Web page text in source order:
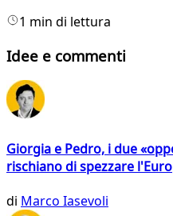
1 min di lettura
Idee e commenti
Giorgia e Pedro, i due
rischiano di spezzare
di Marco Iasevoli